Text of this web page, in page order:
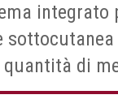
integrato
di